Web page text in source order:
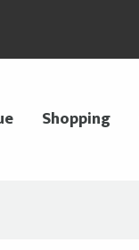
Shopping